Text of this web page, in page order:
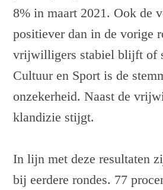
8% in maart 2021. Ook de
positiever dan in de vorige
vrijwilligers stabiel blijft of
Cultuur en Sport is de
onzekerheid. Naast de
klandizie stijgt.
In lijn met deze resultaten
bij eerdere rondes. 77